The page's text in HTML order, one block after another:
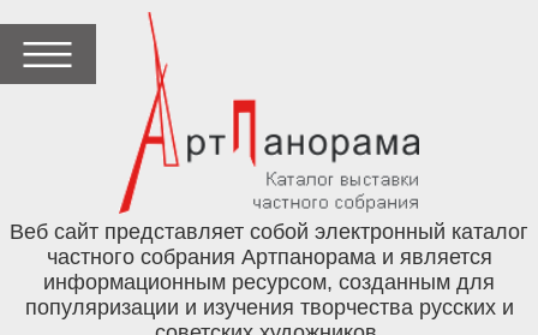
Веб сайт представляет собой электронный каталог
частного собрания Артпанорама и является
информационным ресурсом, созданным для
популяризации и изучения творчества русских и